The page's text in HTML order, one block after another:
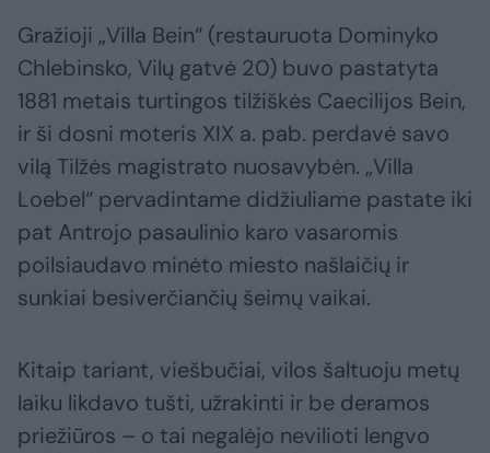
Gražioji „Villa Bein“ (restauruota Dominyko
Chlebinsko, Vilų gatvė 20) buvo pastatyta
1881 metais turtingos tilžiškės Caecilijos Bein,
ir ši dosni moteris XIX a. pab. perdavė savo
vilą Tilžės magistrato nuosavybėn. „Villa
Loebel“ pervadintame didžiuliame pastate iki
pat Antrojo pasaulinio karo vasaromis
poilsiaudavo minėto miesto našlaičių ir
sunkiai besiverčiančių šeimų vaikai.
Kitaip tariant, viešbučiai, vilos šaltuoju metų
laiku likdavo tušti, užrakinti ir be deramos
priežiūros – o tai negalėjo nevilioti lengvo